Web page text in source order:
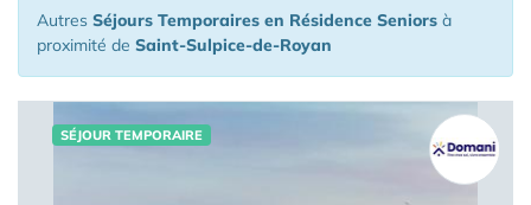
Autres Séjours Temporaires en Résidence Seniors à
proximité de Saint-Sulpice-de-Royan
SÉJOUR TEMPORAIRE